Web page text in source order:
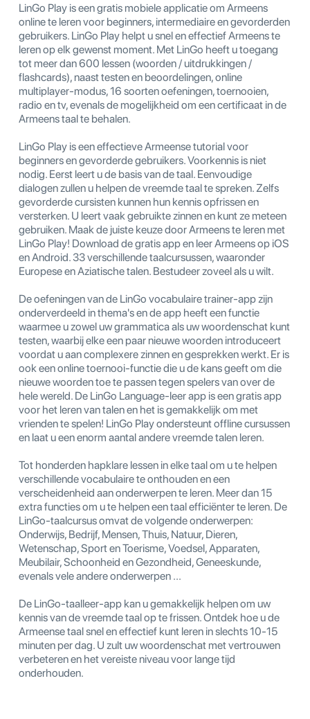
LinGo Play is een gratis mobiele applicatie om Armeens
online te leren voor beginners, intermediaire en gevorderden
gebruikers. LinGo Play helpt u snel en effectief Armeens te
leren op elk gewenst moment. Met LinGo heeft u toegang
tot meer dan 600 lessen (woorden / uitdrukkingen /
flashcards), naast testen en beoordelingen, online
multiplayer-modus, 16 soorten oefeningen, toernooien,
radio en tv, evenals de mogelijkheid om een certificaat in de
Armeens taal te behalen.
LinGo Play is een effectieve Armeense tutorial voor
beginners en gevorderde gebruikers. Voorkennis is niet
nodig. Eerst leert u de basis van de taal. Eenvoudige
dialogen zullen u helpen de vreemde taal te spreken. Zelfs
gevorderde cursisten kunnen hun kennis opfrissen en
versterken. U leert vaak gebruikte zinnen en kunt ze meteen
gebruiken. Maak de juiste keuze door Armeens te leren met
LinGo Play! Download de gratis app en leer Armeens op iOS
en Android. 33 verschillende taalcursussen, waaronder
Europese en Aziatische talen. Bestudeer zoveel als u wilt.
De oefeningen van de LinGo vocabulaire trainer-app zijn
onderverdeeld in thema's en de app heeft een functie
waarmee u zowel uw grammatica als uw woordenschat kunt
testen, waarbij elke een paar nieuwe woorden introduceert
voordat u aan complexere zinnen en gesprekken werkt. Er is
ook een online toernooi-functie die u de kans geeft om die
nieuwe woorden toe te passen tegen spelers van over de
hele wereld. De LinGo Language-leer app is een gratis app
voor het leren van talen en het is gemakkelijk om met
vrienden te spelen! LinGo Play ondersteunt offline cursussen
en laat u een enorm aantal andere vreemde talen leren.
Tot honderden hapklare lessen in elke taal om u te helpen
verschillende vocabulaire te onthouden en een
verscheidenheid aan onderwerpen te leren. Meer dan 15
extra functies om u te helpen een taal efficiënter te leren. De
LinGo-taalcursus omvat de volgende onderwerpen:
Onderwijs, Bedrijf, Mensen, Thuis, Natuur, Dieren,
Wetenschap, Sport en Toerisme, Voedsel, Apparaten,
Meubilair, Schoonheid en Gezondheid, Geneeskunde,
evenals vele andere onderwerpen ...
De LinGo-taalleer-app kan u gemakkelijk helpen om uw
kennis van de vreemde taal op te frissen. Ontdek hoe u de
Armeense taal snel en effectief kunt leren in slechts 10-15
minuten per dag. U zult uw woordenschat met vertrouwen
verbeteren en het vereiste niveau voor lange tijd
onderhouden.